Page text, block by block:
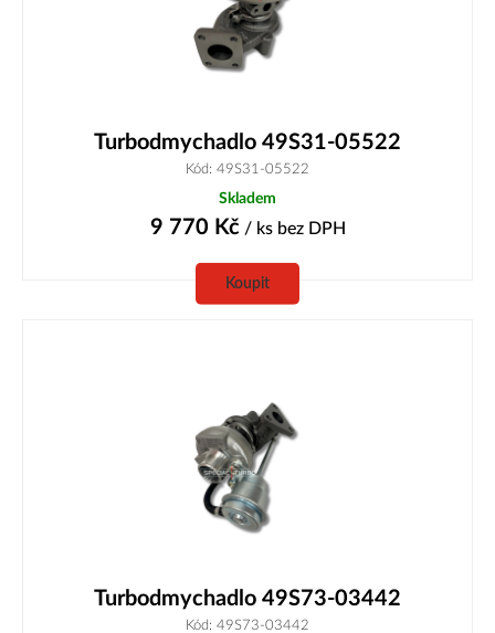
Turbodmychadlo 49S31-05522
Kód: 49S31-05522
Skladem
9 770 Kč/ ks bez DPH
Koupit
Turbodmychadlo 49S73-03442
Kód: 49S73-03442